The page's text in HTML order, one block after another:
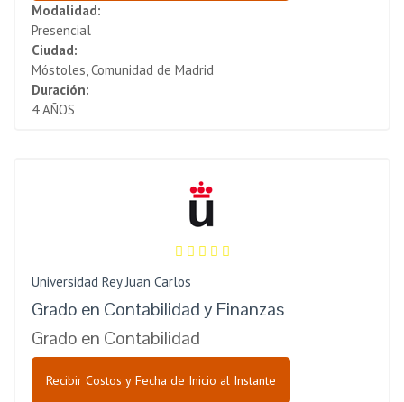
Modalidad:
Presencial
Ciudad:
Móstoles, Comunidad de Madrid
Duración:
4 AÑOS
Universidad Rey Juan Carlos
Grado en Contabilidad y Finanzas
Grado en Contabilidad
Recibir Costos y Fecha de Inicio al Instante